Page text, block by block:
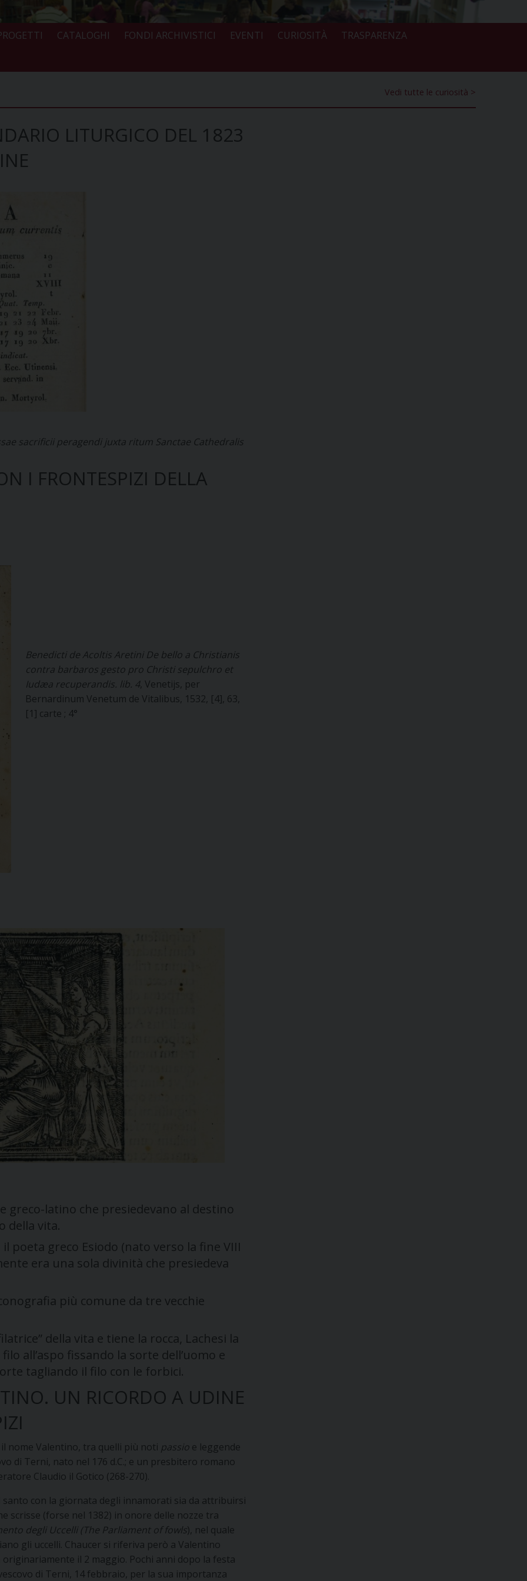
CATALOGHI FONDI ARCHIVISTICI EVENTI CURIOSITÀ TRASPARENZA
Vedi tutte le curiosità >
LITURGICO DEL 1823
sacrificii peragendi juxta ritum Sanctae Cathedralis
I FRONTESPIZI DELLA
Benedicti de Acoltis Aretini De bello a Christianis
contra barbaros gesto pro Christi sepulchro et
Iudæa recuperandis. lib. 4, Venetijs, per
Bernardinum Venetum de Vitalibus, 1532, [4], 63,
[1] carte ; 4°
latino che presiedevano al destino
della vita.
poeta greco Esiodo (nato verso la fine VIII
era una sola divinità che presiedeva
più comune da tre vecchie
della vita e tiene la rocca, Lachesi la
all’aspo fissando la sorte dell’uomo e
tagliando il filo con le forbici.
UN RICORDO A UDINE
nome Valentino, tra quelli più noti passio e leggende
di Terni, nato nel 176 d.C.; e un presbitero romano
Claudio il Gotico (268-270).
santo con la giornata degli innamorati sia da attribuirsi
scrisse (forse nel 1382) in onore delle nozze tra
degli Uccelli (The Parliament of fowls), nel quale
gli uccelli. Chaucer si riferiva però a Valentino
originariamente il 2 maggio. Pochi anni dopo la festa
di Terni, 14 febbraio, per la sua importanza